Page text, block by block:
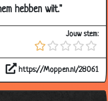
hebben wilt."
Jouw stem:
https://Moppen.nl/28061
3.34
3.46
3.54